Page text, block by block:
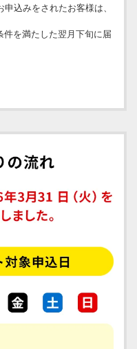
込みをされたお客様は、
を満たした翌月下旬に届